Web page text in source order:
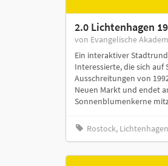
2.0 Lichtenhagen
von Evangelische
Ein interaktiver
Interessierte, die sich
Ausschreitungen von
Neuen Markt und endet
Sonnenblumenkerne
Rostock,